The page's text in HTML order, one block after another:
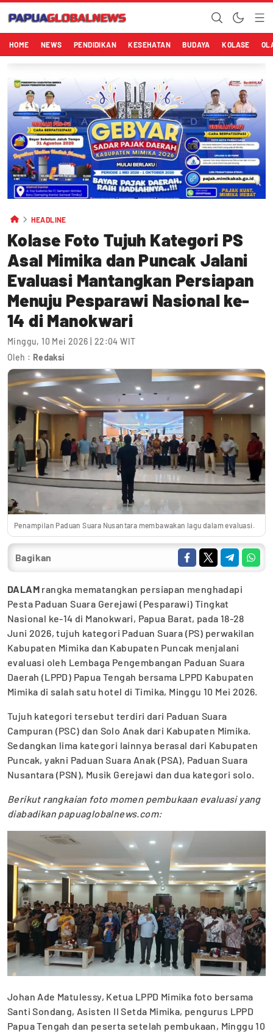
HOME NEWS PENDIDIKAN KESEHATAN BUDAYA KOLASE
HEADLINE
Kolase Foto Tujuh Kategori PS
Asal Mimika dan Puncak Jalani
Evaluasi Mantangkan Persiapan
Menuju Pesparawi Nasional ke-
14 di Manokwari
Minggu, 10 Mei 2026 | 22:04 WIT
Oleh : Redaksi
Penampilan Paduan Suara Nusantara membawakan lagu dalam evaluasi.
Bagikan
DALAM rangka mematangkan persiapan menghadapi
Pesta Paduan Suara Gerejawi (Pesparawi) Tingkat
Nasional ke-14 di Manokwari, Papua Barat, pada 18-28
Juni 2026, tujuh kategori Paduan Suara (PS) perwakilan
Kabupaten Mimika dan Kabupaten Puncak menjalani
evaluasi oleh Lembaga Pengembangan Paduan Suara
Daerah (LPPD) Papua Tengah bersama LPPD Kabupaten
Mimika di salah satu hotel di Timika, Minggu 10 Mei 2026.
Tujuh kategori tersebut terdiri dari Paduan Suara
Campuran (PSC) dan Solo Anak dari Kabupaten Mimika.
Sedangkan lima kategori lainnya berasal dari Kabupaten
Puncak, yakni Paduan Suara Anak (PSA), Paduan Suara
Nusantara (PSN), Musik Gerejawi dan dua kategori solo.
Berikut rangkaian foto momen pembukaan evaluasi yang
diabadikan papuaglobalnews.com:
Johan Ade Matulessy, Ketua LPPD Mimika foto bersama
Santi Sondang, Asisten II Setda Mimika, pengurus LPPD
Papua Tengah dan peserta setelah pembukaan, Minggu 10